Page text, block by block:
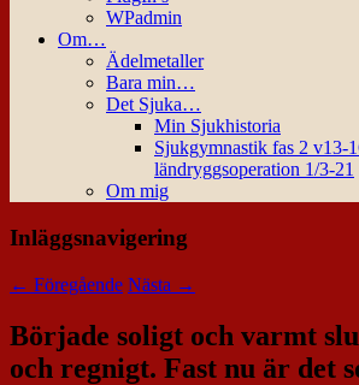
WPadmin
Om…
Ädelmetaller
Bara min…
Det Sjuka…
Min Sjukhistoria
Sjukgymnastik fas 2 v13-
ländryggsoperation 1/3-21
Om mig
Inläggsnavigering
← Föregående Nästa →
Började soligt och varmt
och regnigt. Fast nu är det